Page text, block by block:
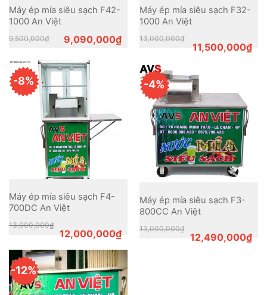
Máy ép mía siêu sạch F42-
1000 An Việt
9,500,000₫
Original
price
9,500,000₫.
9,090,000₫
Current
price
9,090,000₫.
Máy ép mía siêu sạch F32-
1000 An Việt
13,000,000₫
price
was:
11,500,000₫
price
-8%
Máy ép mía siêu sạch F4-
700DC An Việt
13,000,000₫
price
was:
12,000,000₫
price
is:
-4%
Máy ép mía siêu sạch F3-
800CC An Việt
13,000,000₫
price
was:
12,490,000₫
price
is:
-12%